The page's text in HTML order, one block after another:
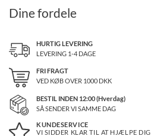
Dine fordele
HURTIG LEVERING
LEVERING 1-4 DAGE
FRI FRAGT
VED KØB OVER 1000DKK
BESTIL INDEN 12:00 (Hverdag)
SÅ SENDER VI SAMME DAG
KUNDESERVICE
VI SIDDER KLAR TIL AT HJÆLPE DIG